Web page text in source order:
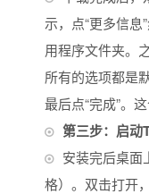
示，点“更多信息
用程序文件夹。
所有的选项都是
最后点“完成”。
第三步：启动
安装完后桌面
格）。双击打开